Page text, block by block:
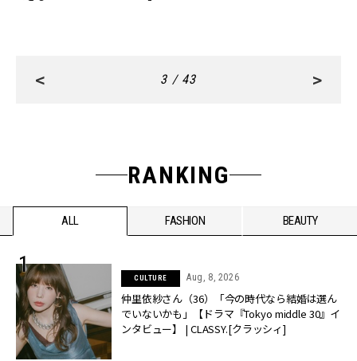
< 3 / 43 >
RANKING
ALL FASHION BEAUTY
CULTURE Aug, 8, 2026
仲里依紗さん（36）「今の時代なら結婚は選ん
でいないかも」【ドラマ『Tokyo middle 30』イ
ンタビュー】 | CLASSY.[クラッシィ]